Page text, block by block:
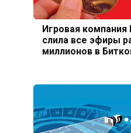
Игровая
слила все эфиры
миллионов в